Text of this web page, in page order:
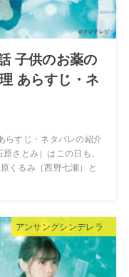
子供のお薬の
あらすじ・ネ
らすじ・ネタバレの紹介
さとみ）はこの日も、
くるみ（西野七瀬）と
アンサングシンデレラ